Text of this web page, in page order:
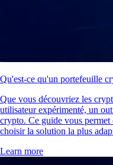
Qu'est-ce qu'un portefeuille
Que vous découvriez les
utilisateur expérimenté, un
crypto. Ce guide vous
choisir la solution la plus
Learn more